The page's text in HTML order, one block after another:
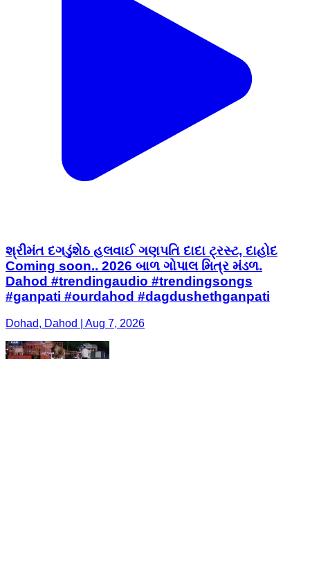
શ્રીમંત દગડુંશેઠ હલવાઈ ગણપતિ દાદા ટ્રસ્ટ, દાહોદ
Coming soon.. 2026 બાળ ગોપાલ મિત્ર મંડળ.
Dahod #trendingaudio #trendingsongs
#ganpati #ourdahod #dagdushethganpati
Dohad, Dahod | Aug 7, 2026